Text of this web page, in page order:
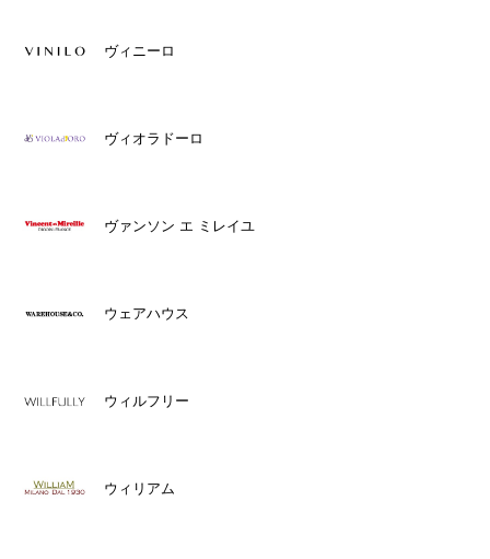
ヴィニーロ
ヴィオラドーロ
ヴァンソン エ ミレイユ
ウェアハウス
ウィルフリー
ウィリアム